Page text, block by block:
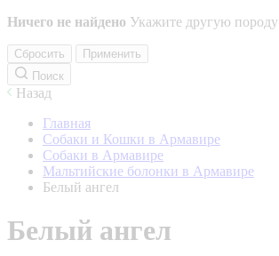
Ничего не найдено Укажите другую породу
Сбросить
Применить
Поиск
Назад
Главная
Собаки и Кошки в Армавире
Собаки в Армавире
Мальтийские болонки в Армавире
Белый ангел
Белый ангел